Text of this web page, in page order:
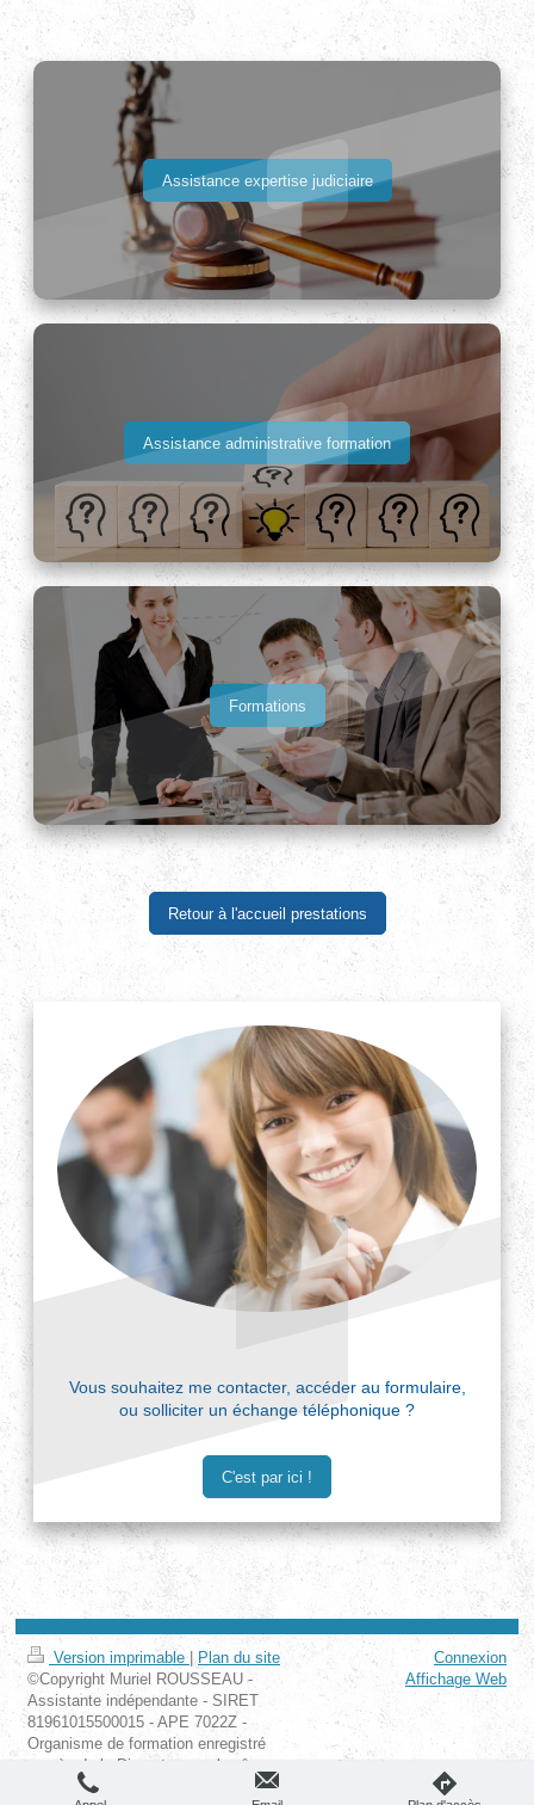
Assistance expertise judiciaire
Assistance administrative formation
Formations
Retour à l'accueil prestations
Vous souhaitez me contacter, accéder au formulaire,
ou solliciter un échange téléphonique ?
C'est par ici !
Version imprimable| Plan du site
©Copyright Muriel ROUSSEAU -
Assistante indépendante - SIRET
81961015500015 - APE 7022Z -
Organisme de formation enregistré
auprès de la Direccte sous le n°
52490349849.
Connexion
Affichage Web